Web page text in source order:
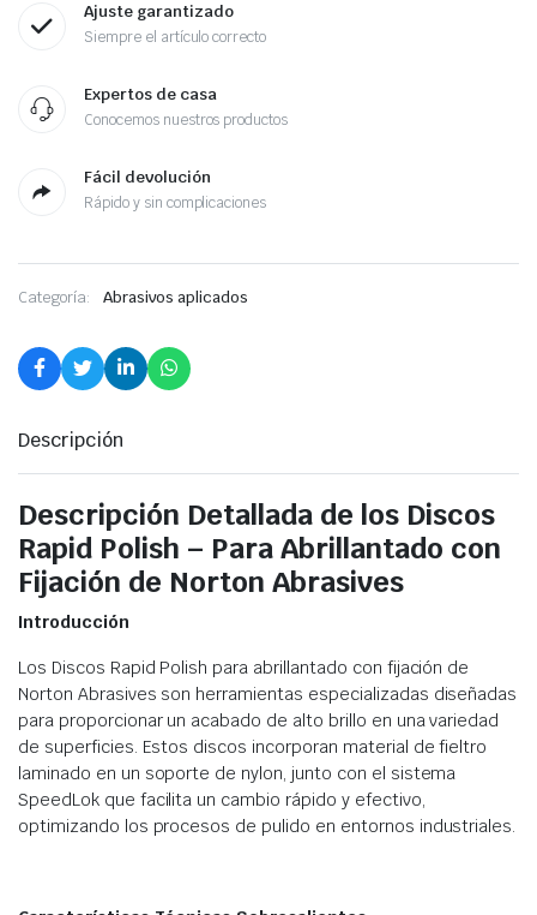
Ajuste garantizado
Siempre el artículo correcto
Expertos de casa
Conocemos nuestros productos
Fácil devolución
Rápido y sin complicaciones
Categoría: Abrasivos aplicados
Descripción
Descripción Detallada de los Discos
Rapid Polish – Para Abrillantado con
Fijación de Norton Abrasives
Introducción
Los Discos Rapid Polish para abrillantado con fijación de
Norton Abrasives son herramientas especializadas diseñadas
para proporcionar un acabado de alto brillo en una variedad
de superficies. Estos discos incorporan material de fieltro
laminado en un soporte de nylon, junto con el sistema
SpeedLok que facilita un cambio rápido y efectivo,
optimizando los procesos de pulido en entornos industriales.